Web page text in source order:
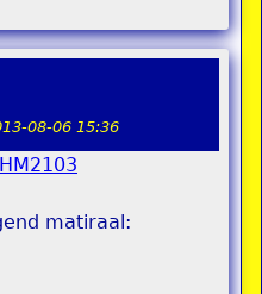
08-06 15:36
matiraal: